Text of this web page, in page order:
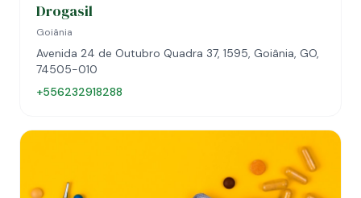
Drogasil
Goiânia
Avenida 24 de Outubro Quadra 37, 1595, Goiânia, GO,
74505-010
+556232918288